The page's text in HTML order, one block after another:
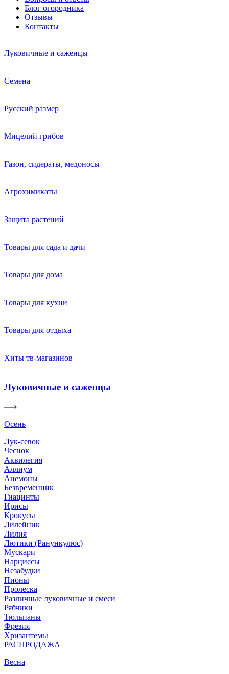
Блог огородника
Отзывы
Контакты
Луковичные и саженцы
Семена
Русский размер
Мицелий грибов
Газон, сидераты, медоносы
Агрохимикаты
Защита растений
Товары для сада и дачи
Товары для дома
Товары для кухни
Товары для отдыха
Хиты тв-магазинов
Луковичные и саженцы
Осень
Лук-севок
Чеснок
Аквилегия
Аллиум
Анемоны
Безвременник
Гиацинты
Ирисы
Крокусы
Лилейник
Лилия
Лютики (Ранункулюс)
Мускари
Нарцисcы
Незабудки
Пионы
Пролеска
Различные луковичные и смеси
Рябчики
Тюльпаны
Фрезия
Хризантемы
РАСПРОДАЖА
Весна